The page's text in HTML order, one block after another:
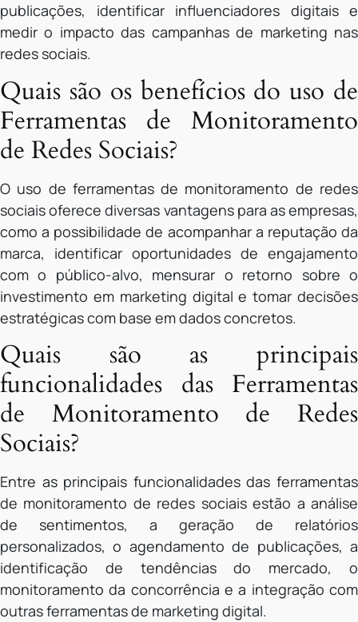
publicações, identificar influenciadores digitais e
medir o impacto das campanhas de marketing nas
redes sociais.
Quais são os benefícios do uso de
Ferramentas de Monitoramento
de Redes Sociais?
O uso de ferramentas de monitoramento de redes
sociais oferece diversas vantagens para as empresas,
como a possibilidade de acompanhar a reputação da
marca, identificar oportunidades de engajamento
com o público-alvo, mensurar o retorno sobre o
investimento em marketing digital e tomar decisões
estratégicas com base em dados concretos.
Quais são as principais
funcionalidades das Ferramentas
de Monitoramento de Redes
Sociais?
Entre as principais funcionalidades das ferramentas
de monitoramento de redes sociais estão a análise
de sentimentos, a geração de relatórios
personalizados, o agendamento de publicações, a
identificação de tendências do mercado, o
monitoramento da concorrência e a integração com
outras ferramentas de marketing digital.